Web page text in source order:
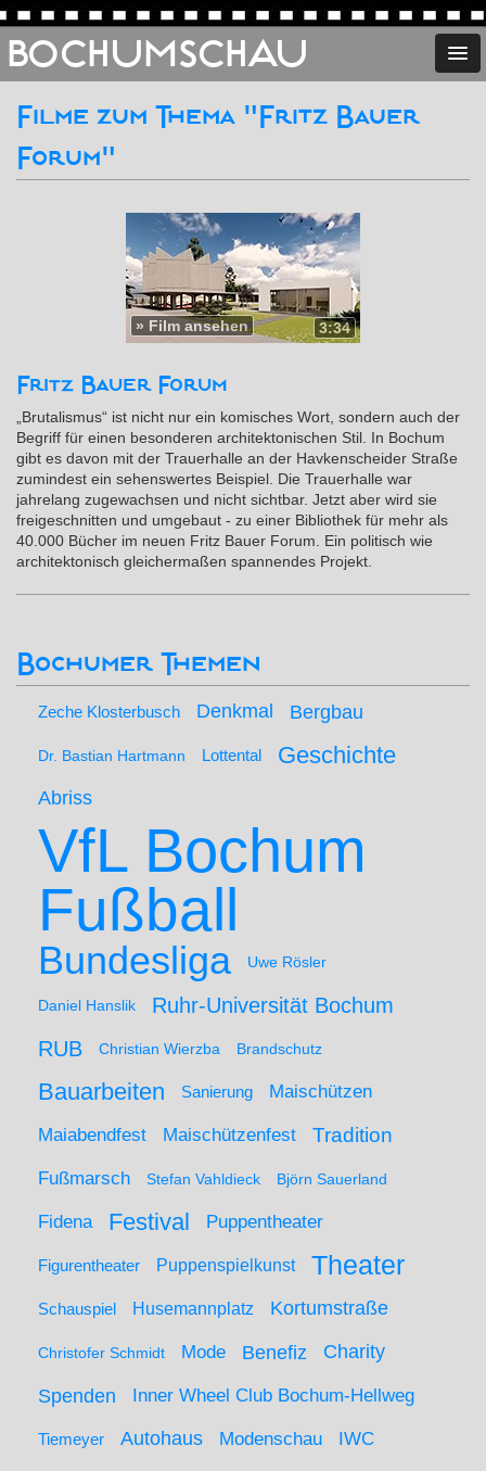
BOCHUMSCHAU
Filme zum Thema "Fritz Bauer
Forum"
3:34
» Film ansehen
Fritz Bauer Forum
„Brutalismus“ ist nicht nur ein komisches Wort, sondern auch der
Begriff für einen besonderen architektonischen Stil. In Bochum
gibt es davon mit der Trauerhalle an der Havkenscheider Straße
zumindest ein sehenswertes Beispiel. Die Trauerhalle war
jahrelang zugewachsen und nicht sichtbar. Jetzt aber wird sie
freigeschnitten und umgebaut - zu einer Bibliothek für mehr als
40.000 Bücher im neuen Fritz Bauer Forum. Ein politisch wie
architektonisch gleichermaßen spannendes Projekt.
Bochumer Themen
Zeche Klosterbusch Denkmal Bergbau
Dr. Bastian Hartmann Lottental Geschichte
Abriss
VfL Bochum
Fußball
Bundesliga Uwe Rösler
Daniel Hanslik
Ruhr-Universität Bochum
RUB
Christian Wierzba Brandschutz
Bauarbeiten Sanierung
Maischützen
Maiabendfest
Maischützenfest Tradition
Fußmarsch Stefan Vahldieck Björn Sauerland
Fidena Festival Puppentheater
Figurentheater Puppenspielkunst Theater
Schauspiel Husemannplatz Kortumstraße
Christofer Schmidt Mode Benefiz Charity
Spenden Inner Wheel Club Bochum-Hellweg
Tiemeyer Autohaus Modenschau IWC